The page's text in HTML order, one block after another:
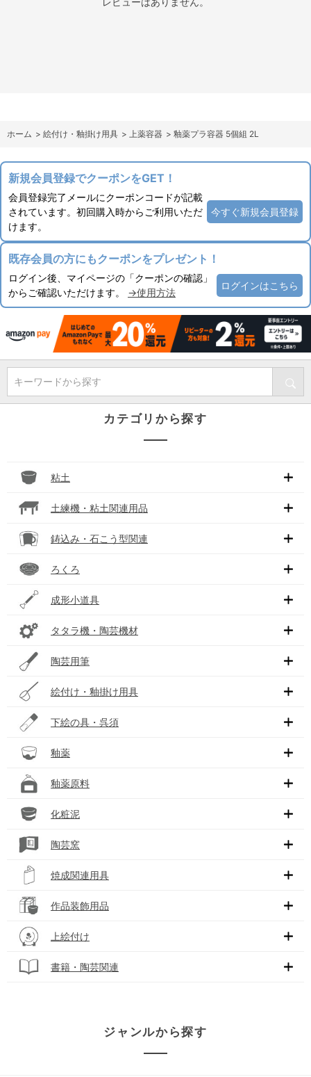
レビューはありません。
ホーム > 絵付け・釉掛け用具 > 上薬容器 > 釉薬プラ容器 5個組 2L
新規会員登録でクーポンをGET！
会員登録完了メールにクーポンコードが記載
されています。初回購入時からご利用いただ
けます。
今すぐ新規会員登録
既存会員の方にもクーポンをプレゼント！
ログイン後、マイページの「クーポンの確認」
からご確認いただけます。 →使用方法
ログインはこちら
キーワードから探す
カテゴリから探す
粘土
土練機・粘土関連用品
鋳込み・石こう型関連
ろくろ
成形小道具
タタラ機・陶芸機材
陶芸用筆
絵付け・釉掛け用具
下絵の具・呉須
釉薬
釉薬原料
化粧泥
陶芸窯
焼成関連用具
作品装飾用品
上絵付け
書籍・陶芸関連
ジャンルから探す